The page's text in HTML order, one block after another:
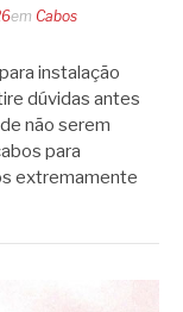
em Cabos
instalação
dúvidas antes
não serem
para
extremamente